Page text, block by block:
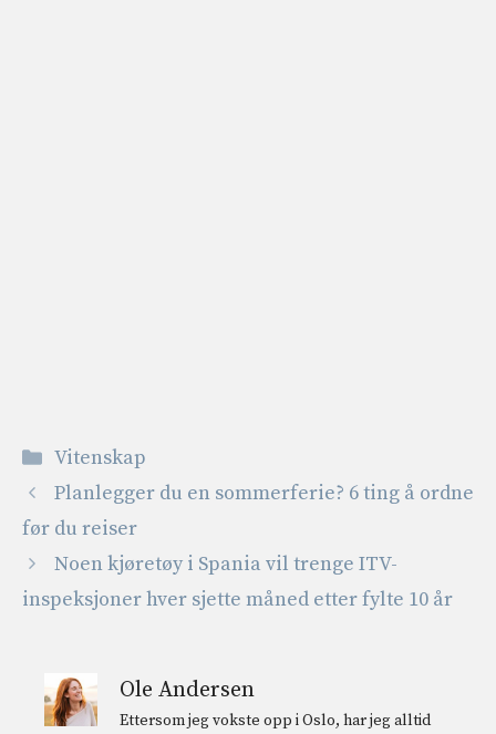
Kategorier
Vitenskap
Planlegger du en sommerferie? 6 ting å ordne
før du reiser
Noen kjøretøy i Spania vil trenge ITV-
inspeksjoner hver sjette måned etter fylte 10 år
Ole Andersen
Ettersom jeg vokste opp i Oslo, har jeg alltid